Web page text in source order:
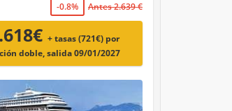
-0.8% Antes 2.639 €
+ tasas (721€) por
doble, salida 09/01/2027